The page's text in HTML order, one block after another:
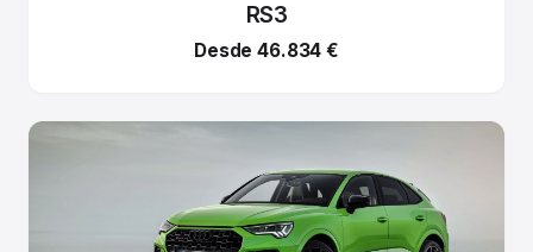
RS3
Desde 46.834 €